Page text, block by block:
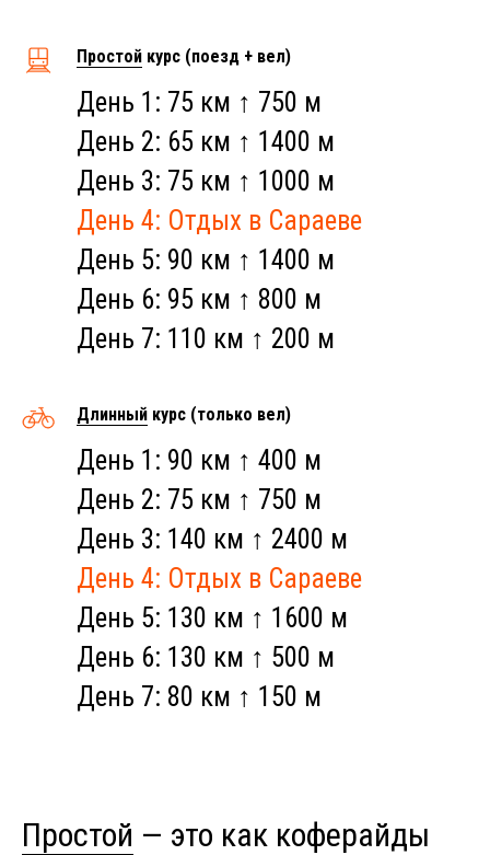
Простой курс (поезд + вел)
День 1: 75 км ↑ 750 м
День 2: 65 км ↑ 1400 м
День 3: 75 км ↑ 1000 м
День 4: Отдых в Сараеве
День 5: 90 км ↑ 1400 м
День 6: 95 км ↑ 800 м
День 7: 110 км ↑ 200 м
Длинный курс (только вел)
День 1: 90 км ↑ 400 м
День 2: 75 км ↑ 750 м
День 3: 140 км ↑ 2400 м
День 4: Отдых в Сараеве
День 5: 130 км ↑ 1600 м
День 6: 130 км ↑ 500 м
День 7: 80 км ↑ 150 м
Простой — это как коферайды